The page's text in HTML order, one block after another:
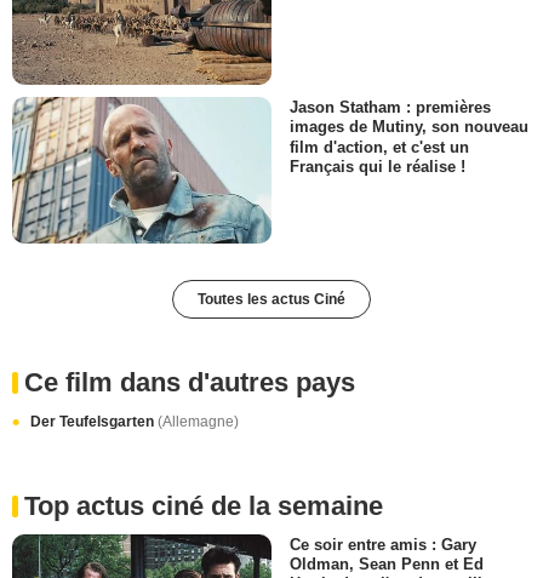
Jason Statham : premières
images de Mutiny, son nouveau
film d'action, et c'est un
Français qui le réalise !
Toutes les actus Ciné
Ce film dans d'autres pays
Der Teufelsgarten (Allemagne)
Top actus ciné de la semaine
Ce soir entre amis : Gary
Oldman, Sean Penn et Ed